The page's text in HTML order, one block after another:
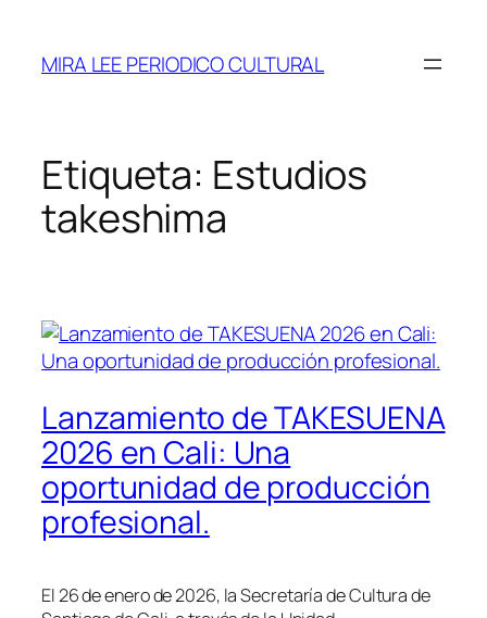
contenido
MIRA LEE PERIODICO CULTURAL
Etiqueta: Estudios
takeshima
Lanzamiento de TAKESUENA
2026 en Cali: Una
oportunidad de producción
profesional.
El 26 de enero de 2026, la Secretaría de Cultura de